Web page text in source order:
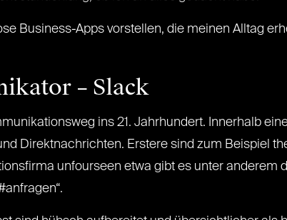
Business-Apps vorstellen, die meinen Alltag
– Slack
ins 21. Jahrhundert. Innerhalb
Direktnachrichten. Erstere sind zum Beispiel
unfourseen etwa gibt es unter anderem